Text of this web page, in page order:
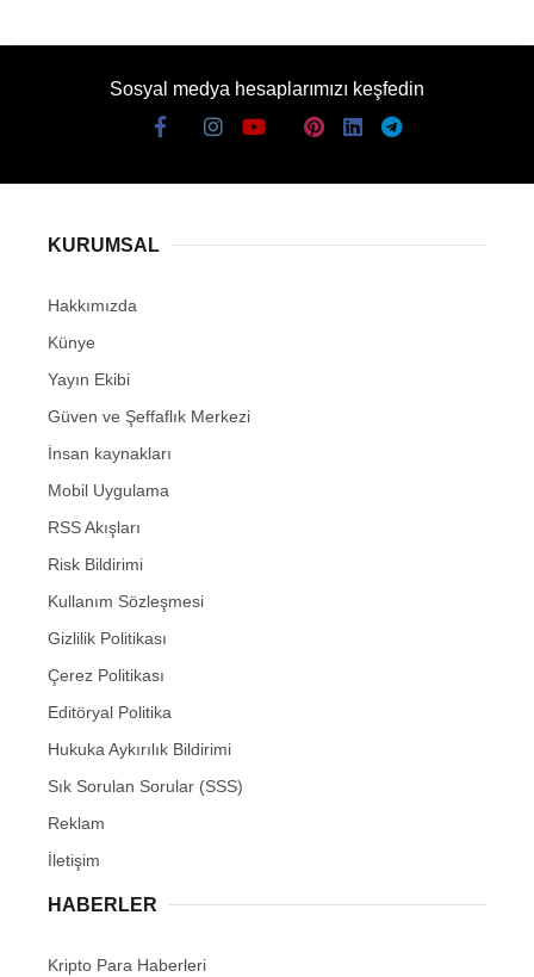
Sosyal medya hesaplarımızı keşfedin
KURUMSAL
Hakkımızda
Künye
Yayın Ekibi
Güven ve Şeffaflık Merkezi
İnsan kaynakları
Mobil Uygulama
RSS Akışları
Risk Bildirimi
Kullanım Sözleşmesi
Gizlilik Politikası
Çerez Politikası
Editöryal Politika
Hukuka Aykırılık Bildirimi
Sık Sorulan Sorular (SSS)
Reklam
İletişim
HABERLER
Kripto Para Haberleri